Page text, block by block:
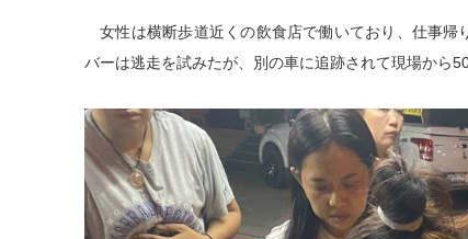
女性は横断歩道近くの飲食店で働いており、仕事帰
バーは逃走を試みたが、別の車に追跡されて現場から